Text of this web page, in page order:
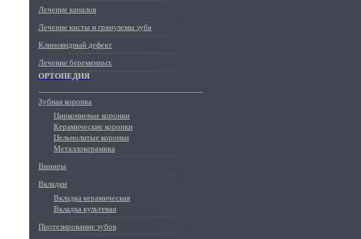
Лечение каналов
Лечение кисты и гранулемы зуба
Клиновидный дефект
Лечение беременных
ОРТОПЕДИЯ
Зубная коронка
Циркониевые коронки
Керамические коронки
Цельнолитые коронки
Металлокерамика
Виниры
Вкладки
Вкладка керамическая
Вкладка культевая
Протезирование зубов